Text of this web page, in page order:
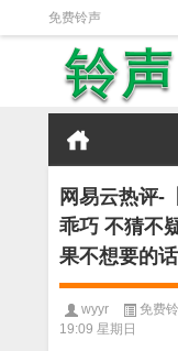
免费铃声
网易云热评-
乖巧 不猜不
果不想要的
wyyr 免费
19:09 星期日